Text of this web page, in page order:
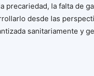
precariedad, la falta de
desde las
sanitariamente y